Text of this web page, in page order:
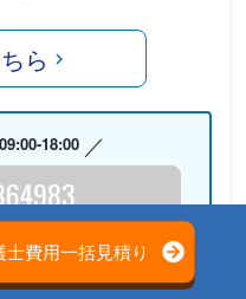
ら
09:00-18:00
中